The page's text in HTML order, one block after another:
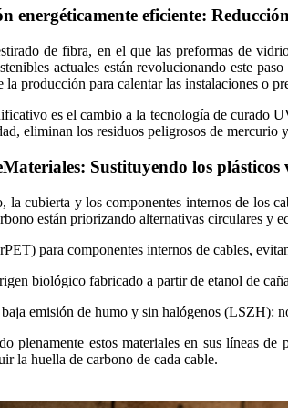
energéticamente eficiente:
de fibra, en el que las preformas de
actuales están revolucionando este
la producción para calentar las instalaciones o
es el cambio a la tecnología de curado
eliminan los residuos peligrosos de
Materiales: Sustituyendo los plásticos
la cubierta y los componentes internos de los
están priorizando alternativas circulares y
para componentes internos de cables,
biológico fabricado a partir de etanol de
baja emisión de humo y sin halógenos (LSZH):
plenamente estos materiales en sus líneas
la huella de carbono de cada cable.